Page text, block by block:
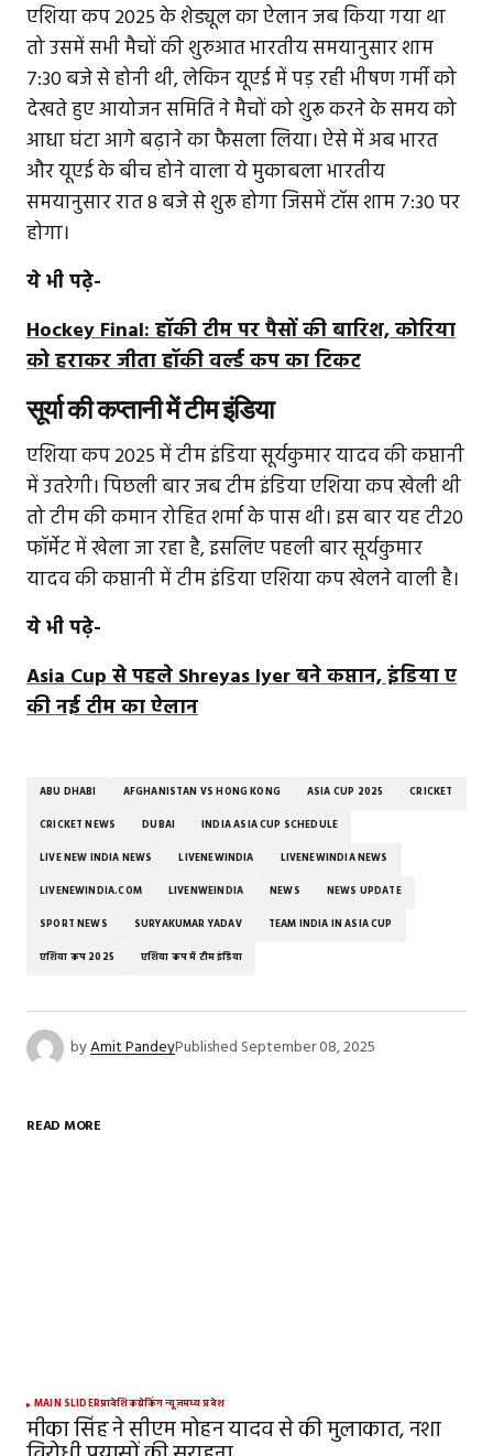
एशिया कप 2025 के शेड्यूल का ऐलान जब किया गया था
तो उसमें सभी मैचों की शुरुआत भारतीय समयानुसार शाम
7:30 बजे से होनी थी, लेकिन यूएई में पड़ रही भीषण गर्मी को
देखते हुए आयोजन समिति ने मैचों को शुरू करने के समय को
आधा घंटा आगे बढ़ाने का फैसला लिया। ऐसे में अब भारत
और यूएई के बीच होने वाला ये मुकाबला भारतीय
समयानुसार रात 8 बजे से शुरू होगा जिसमें टॉस शाम 7:30 पर
होगा।
ये भी पढ़े-
Hockey Final: हॉकी टीम पर पैसों की बारिश, कोरिया
को हराकर जीता हॉकी वर्ल्ड कप का टिकट
सूर्या की कप्तानी में टीम इंडिया
एशिया कप 2025 में टीम इंडिया सूर्यकुमार यादव की कप्तानी
में उतरेगी। पिछली बार जब टीम इंडिया एशिया कप खेली थी
तो टीम की कमान रोहित शर्मा के पास थी। इस बार यह टी20
फॉर्मेट में खेला जा रहा है, इसलिए पहली बार सूर्यकुमार
यादव की कप्तानी में टीम इंडिया एशिया कप खेलने वाली है।
ये भी पढ़े-
Asia Cup से पहले Shreyas Iyer बने कप्तान, इंडिया ए
की नई टीम का ऐलान
ABU DHABI AFGHANISTAN VS HONG KONG ASIA CUP 2025 CRICKET
CRICKET NEWS DUBAI INDIA ASIA CUP SCHEDULE
LIVE NEW INDIA NEWS LIVENEWINDIA LIVENEWINDIA NEWS
LIVENEWINDIA.COM LIVENWEINDIA NEWS NEWS UPDATE
SPORT NEWS SURYAKUMAR YADAV TEAM INDIA IN ASIA CUP
एशिया कप 2025 एशिया कप में टीम इंडिया
byAmit PandeyPublished September 08, 2025
READ MORE
MAIN SLIDERप्रादेशिकब्रेकिंग न्यूज़मध्य प्रदेश
मीका सिंह ने सीएम मोहन यादव से की मुलाकात, नशा